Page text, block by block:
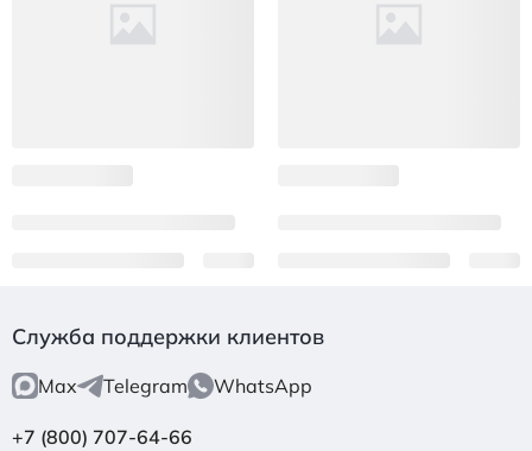
Служба поддержки клиентов
Max Telegram WhatsApp
+7 (800) 707-64-66